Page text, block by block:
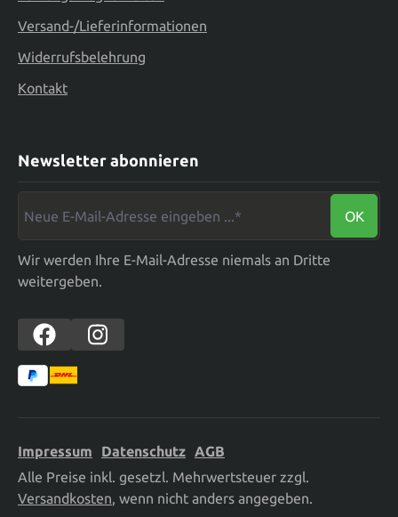
Versand-/Lieferinformationen
Widerrufsbelehrung
Kontakt
Newsletter abonnieren
OK
Wir werden Ihre E-Mail-Adresse niemals an Dritte
weitergeben.
Impressum Datenschutz AGB
Alle Preise inkl. gesetzl. Mehrwertsteuer zzgl.
Versandkosten, wenn nicht anders angegeben.